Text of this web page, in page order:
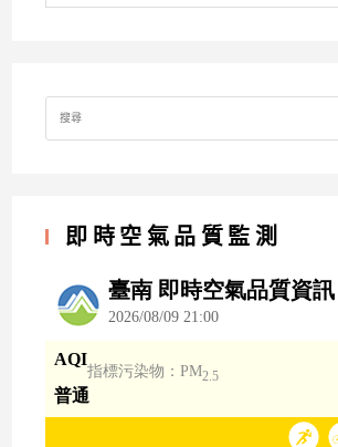
Search
for:
即時空氣品質監測